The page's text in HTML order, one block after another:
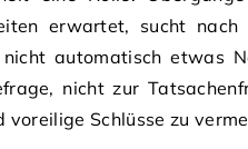
erwartet, sucht nach
automatisch etwas
nicht zur
Schlüsse zu